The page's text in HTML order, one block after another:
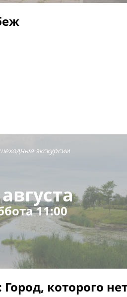
экскурсии
11:00
которого